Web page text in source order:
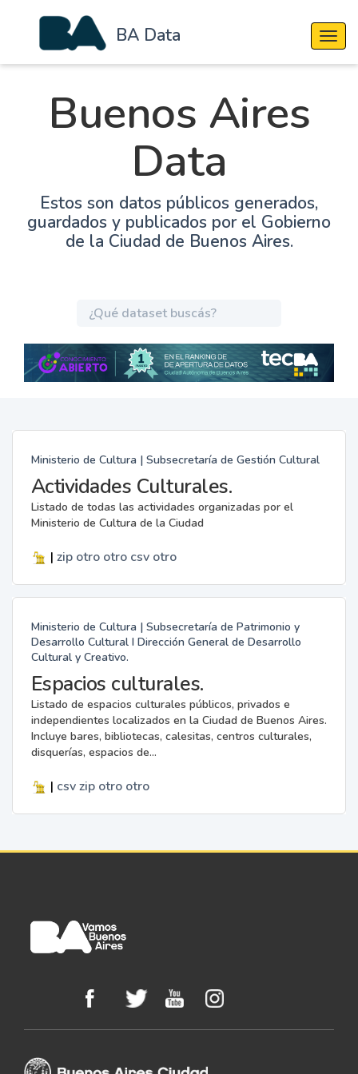
BA Data
Buenos Aires
Data
Estos son datos públicos generados,
guardados y publicados por el Gobierno
de la Ciudad de Buenos Aires.
Ministerio de Cultura | Subsecretaría de Gestión Cultural
Actividades Culturales.
Listado de todas las actividades organizadas por el
Ministerio de Cultura de la Ciudad
| zip otro otro csv otro
Ministerio de Cultura | Subsecretaría de Patrimonio y
Desarrollo Cultural I Dirección General de Desarrollo
Cultural y Creativo.
Espacios culturales.
Listado de espacios culturales públicos, privados e
independientes localizados en la Ciudad de Buenos Aires.
Incluye bares, bibliotecas, calesitas, centros culturales,
disquerías, espacios de...
| csv zip otro otro